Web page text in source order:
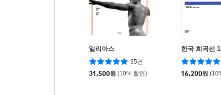
일리아스
35건
31,500원 (10% 할인)
한국 희곡선 1
16,200원